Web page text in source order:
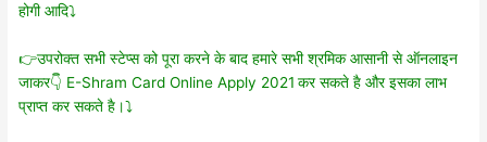
होगी आदि⤵️
👉उपरोक्त सभी स्टेप्स को पूरा करने के बाद हमारे सभी श्रमिक आसानी से ऑनलाइन
जाकर👇 E-Shram Card Online Apply 2021 कर सकते है और इसका लाभ
प्राप्त कर सकते है।⤵️